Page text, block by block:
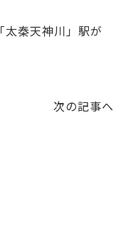
太秦天神川」駅が
次の記事へ